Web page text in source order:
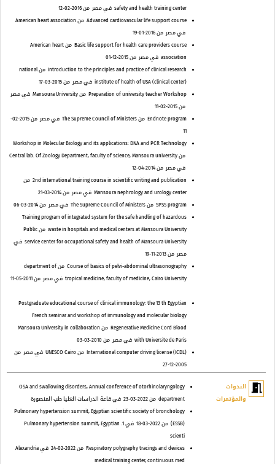
safety and health training center في مصر من 2016-02-12
Advanced cardiovascular life support course من American heart association
في مصر من 2016-01-19
Basic life support for health care providers course
من American heart
association في مصر من 2015-12-01
Introduction to the principles and practice of clinical research
من national
institute of health of USA (clinical center) في مصر من 2015-03-17
Preparation of university teacher Workshop من Mansoura University
في مصر
من 2015-02-11
Endnote program من The Supreme Council of Ministers في مصر
من 2015-02-
11
Workshop in Molecular Biology and its applications: DNA and PCR Technology
من Central lab. Of Zoology Department, faculty of science, Mansoura university
في مصر من 2014-04-12
2nd international training course in scientific writing and publication من
Mansoura nephrology and urology center في مصر من 2014-03-21
SPSS program من The Supreme Council of Ministers في مصر من 2014-03-06
Training program of integrated system for the safe handling of hazardous
waste in hospitals and medical centers at Mansoura University
من Public
service center for occupational safety and health of Mansoura University في
مصر من 2013-11-19
Course of basics of pelvi-abdominal ultrasonography
من department of
tropical medicine, faculty of medicine, Cairo University في مصر من 2011-05-11
Postgraduate educational course of clinical immunology: the 13 th Egyptian
French seminar and workshop of immunology and molecular biology
Regenerative Medicine Cord Blood
من Mansoura University in collaboration
with Universite de Paris في مصر من 2010-03-03
International computer driving license (ICDL) من UNESCO Cairo في مصر من
2005-12-27
meeting_room
الندوات
والمؤتمرات
OSA and swallowing disorders, Annual conference of otorhinolaryngology
department من 2022-03-23
في قاعة الدراسات العليا طب المنصورة
Pulmonary hypertension summit, Egyptian scientific society of bronchology
(ESSB) من 2022-03-18
في 1. Pulmonary hypertension summit, Egyptian
scienti
Respiratory polygraphy tracings and devices من 2022-02-24
في Alexandria
medical training center, continuous med